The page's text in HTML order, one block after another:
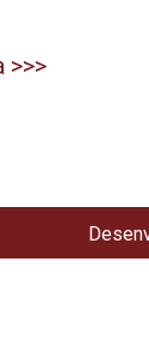
>>>